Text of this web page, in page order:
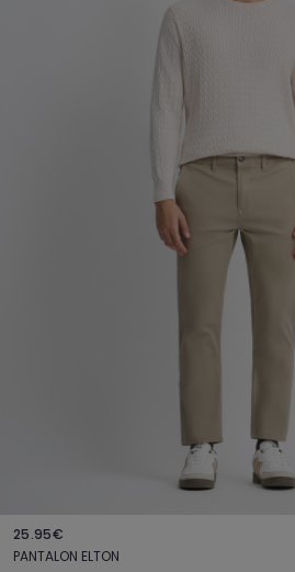
25.95€
PANTALON ELTON